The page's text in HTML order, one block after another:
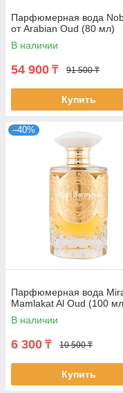
Парфюмерная вода
от Arabian Oud (80 мл)
В наличии
54 900 ₸ 91 500 ₸
Купить
–40%
Парфюмерная вода
Mamlakat Al Oud (100
В наличии
6 300 ₸ 10 500 ₸
Купить